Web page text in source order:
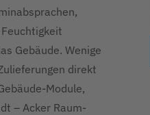
Gebäude. Wenige
direkt
Module,
– Acker Raum-